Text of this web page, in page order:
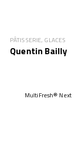
PÂTISSERIE, GLACES
Quentin Bailly
MultiFresh® Next